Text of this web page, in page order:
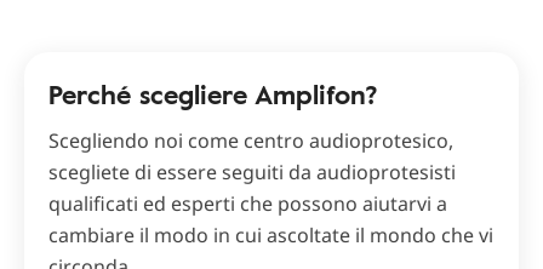
Perché scegliere Amplifon?
Scegliendo noi come centro audioprotesico,
scegliete di essere seguiti da audioprotesisti
qualificati ed esperti che possono aiutarvi a
cambiare il modo in cui ascoltate il mondo che vi